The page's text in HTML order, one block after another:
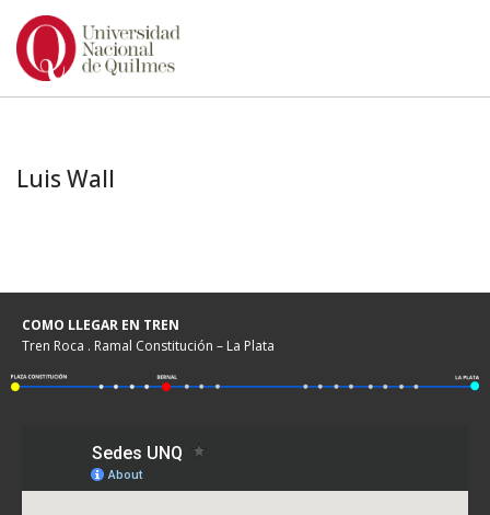
Ir
Luis Wall
COMO LLEGAR EN TREN
Tren Roca . Ramal Constitución – La Plata